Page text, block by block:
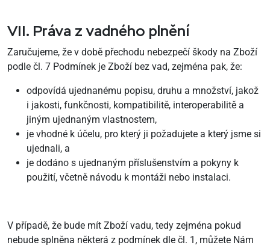
VII. Práva z vadného plnění
Zaručujeme, že v době přechodu nebezpečí škody na Zboží
podle čl. 7 Podmínek je Zboží bez vad, zejména pak, že:
odpovídá ujednanému popisu, druhu a množství, jakož
i jakosti, funkčnosti, kompatibilitě, interoperabilitě a
jiným ujednaným vlastnostem,
je vhodné k účelu, pro který ji požadujete a který jsme si
ujednali, a
je dodáno s ujednaným příslušenstvím a pokyny k
použití, včetně návodu k montáži nebo instalaci.
V případě, že bude mít Zboží vadu, tedy zejména pokud
nebude splněna některá z podmínek dle čl. 1, můžete Nám